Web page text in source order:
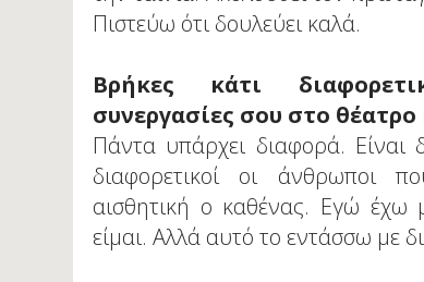
Πιστεύω ότι δουλεύει καλά.
Βρήκες κάτι
συνεργασίες σου στο
Πάντα υπάρχει διαφορά. Είναι
διαφορετικοί οι άνθρωποι
αισθητική ο καθένας. Εγώ έχω
είμαι. Αλλά αυτό το εντάσσω με